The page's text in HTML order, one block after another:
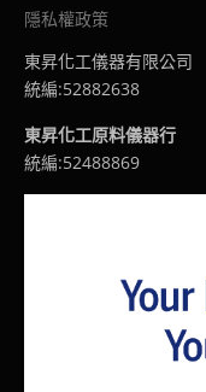
隱私權政策
東昇化工儀器有限公司
統編:52882638
東昇化工原料儀器行
統編:52488869